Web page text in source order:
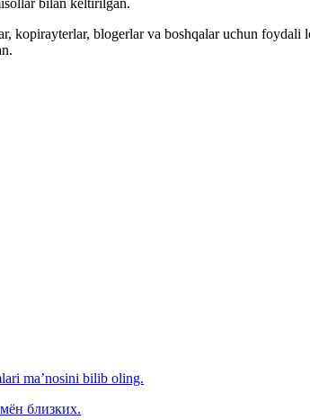
bilan keltirilgan.
blogerlar va boshqalar uchun foydali
ma’nosini bilib oling.
близких.